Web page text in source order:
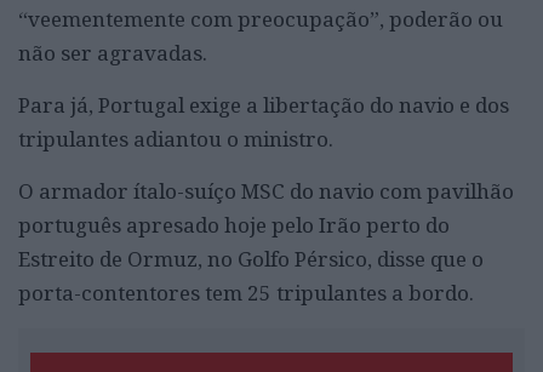
“veementemente com preocupação”, poderão ou
não ser agravadas.
Para já, Portugal exige a libertação do navio e dos
tripulantes adiantou o ministro.
O armador ítalo-suíço MSC do navio com pavilhão
português apresado hoje pelo Irão perto do
Estreito de Ormuz, no Golfo Pérsico, disse que o
porta-contentores tem 25 tripulantes a bordo.